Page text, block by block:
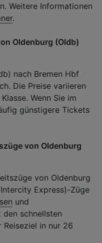
Weitere Informationen
.
Oldenburg (Oldb)
nach Bremen Hbf
Die Preise variieren
Wenn Sie im
günstigere Tickets
von Oldenburg
von Oldenburg
Express)-Züge
und
den schnellsten
Reiseziel in nur 26